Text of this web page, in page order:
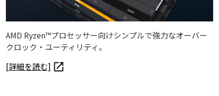
AMD Ryzen™プロセッサー向けシンプルで強力なオーバー
クロック・ユーティリティ。
[詳細を読む]